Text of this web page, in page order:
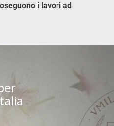
i lavori ad